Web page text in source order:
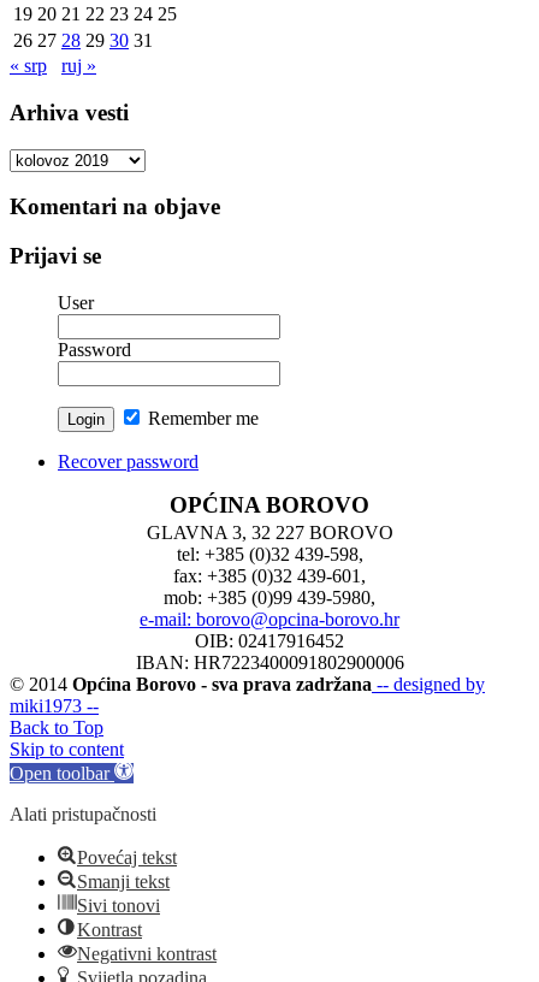
19 20 21 22 23 24 25
26 27 28 29 30 31
« srp
ruj »
Arhiva vesti
Arhiva
Komentari na objave
Prijavi se
User
Password
Remember me
Recover password
OPĆINA BOROVO
GLAVNA 3, 32 227 BOROVO
tel: +385 (0)32 439-598,
fax: +385 (0)32 439-601,
mob: +385 (0)99 439-5980,
e-mail: borovo@opcina-borovo.hr
OIB: 02417916452
IBAN: HR7223400091802900006
© 2014 Općina Borovo - sva prava zadržana -- designed by
miki1973 --
Back to Top
Skip to content
Open toolbar
Alati pristupačnosti
Povećaj tekst
Smanji tekst
Sivi tonovi
Kontrast
Negativni kontrast
Svijetla pozadina